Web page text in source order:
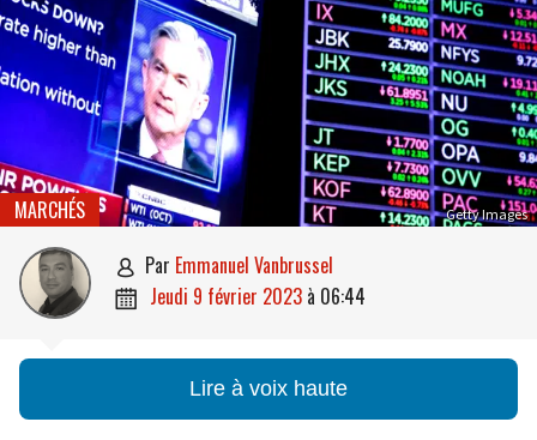
Getty Images
MARCHÉS
 par Emmanuel Vanbrussel
 jeudi 9 février 2023 à 06:44
Lire à voix haute